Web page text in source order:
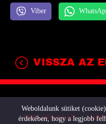
Viber
VISSZA AZ
Oldal információk
Weboldalunk sütiket
érdekében, hogy a legjobb